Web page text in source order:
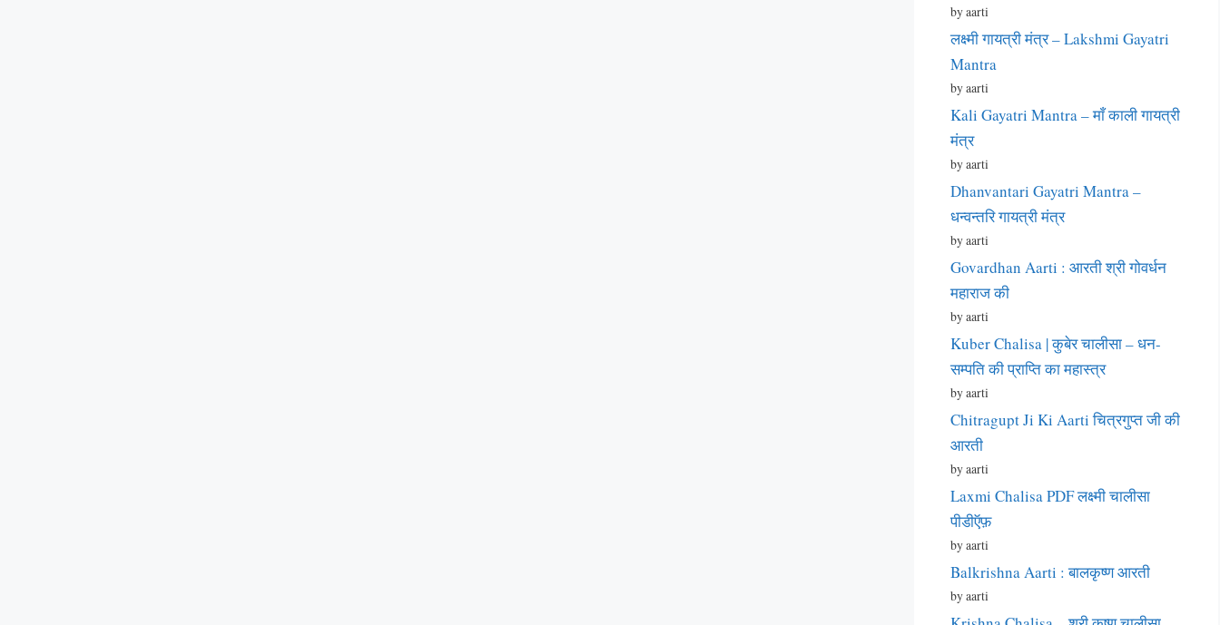
by aarti
लक्ष्मी गायत्री मंत्र – Lakshmi Gayatri
Mantra
by aarti
Kali Gayatri Mantra – माँ काली गायत्री
मंत्र
by aarti
Dhanvantari Gayatri Mantra –
धन्वन्तरि गायत्री मंत्र
by aarti
Govardhan Aarti : आरती श्री गोवर्धन
महाराज की
by aarti
Kuber Chalisa | कुबेर चालीसा – धन-
सम्पति की प्राप्ति का महास्त्र
by aarti
Chitragupt Ji Ki Aarti चित्रगुप्त जी की
आरती
by aarti
Laxmi Chalisa PDF लक्ष्मी चालीसा
पीडीऍफ़
by aarti
Balkrishna Aarti : बालकृष्ण आरती
by aarti